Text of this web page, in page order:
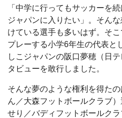
「中学に行ってもサッカーを
ジャパンに入りたい」。そん
けている選手も多いはず。そ
プレーする小学6年生の代表と
しこジャパンの阪口夢穂（日
タビューを敢行しました。
そんな夢のような権利を得た
ん／大森フットボールクラブ
せり／バディフットボールク